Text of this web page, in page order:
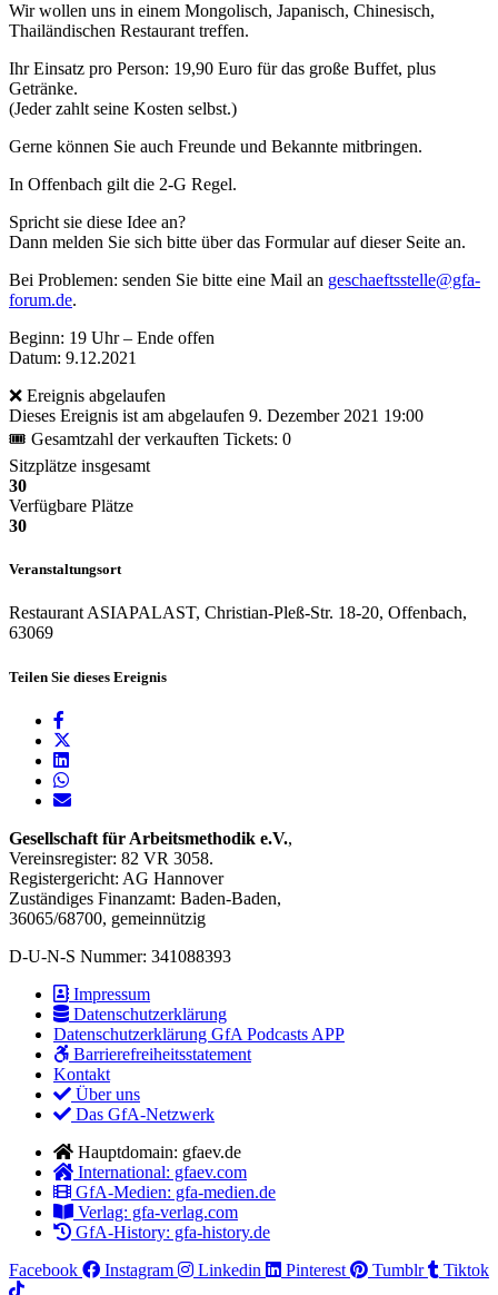
Wir wollen uns in einem Mongolisch, Japanisch, Chinesisch,
Thailändischen Restaurant treffen.
Ihr Einsatz pro Person: 19,90 Euro für das große Buffet, plus
Getränke.
(Jeder zahlt seine Kosten selbst.)
Gerne können Sie auch Freunde und Bekannte mitbringen.
In Offenbach gilt die 2-G Regel.
Spricht sie diese Idee an?
Dann melden Sie sich bitte über das Formular auf dieser Seite an.
Bei Problemen: senden Sie bitte eine Mail an geschaeftsstelle@gfa-
forum.de.
Beginn: 19 Uhr – Ende offen
Datum: 9.12.2021
❌ Ereignis abgelaufen
Dieses Ereignis ist am abgelaufen 9. Dezember 2021 19:00
🎟 Gesamtzahl der verkauften Tickets: 0
Sitzplätze insgesamt
30
Verfügbare Plätze
30
Veranstaltungsort
Restaurant ASIAPALAST, Christian-Pleß-Str. 18-20, Offenbach,
63069
Teilen Sie dieses Ereignis
Gesellschaft für Arbeitsmethodik e.V.,
Vereinsregister: 82 VR 3058.
Registergericht: AG Hannover
Zuständiges Finanzamt: Baden-Baden,
36065/68700, gemeinnützig
D-U-N-S Nummer: 341088393
Impressum
Datenschutzerklärung
Datenschutzerklärung GfA Podcasts APP
Barrierefreiheitsstatement
Kontakt
Über uns
Das GfA-Netzwerk
Hauptdomain: gfaev.de
International: gfaev.com
GfA-Medien: gfa-medien.de
Verlag: gfa-verlag.com
GfA-History: gfa-history.de
Facebook
Instagram Linkedin Pinterest Tumblr Tiktok